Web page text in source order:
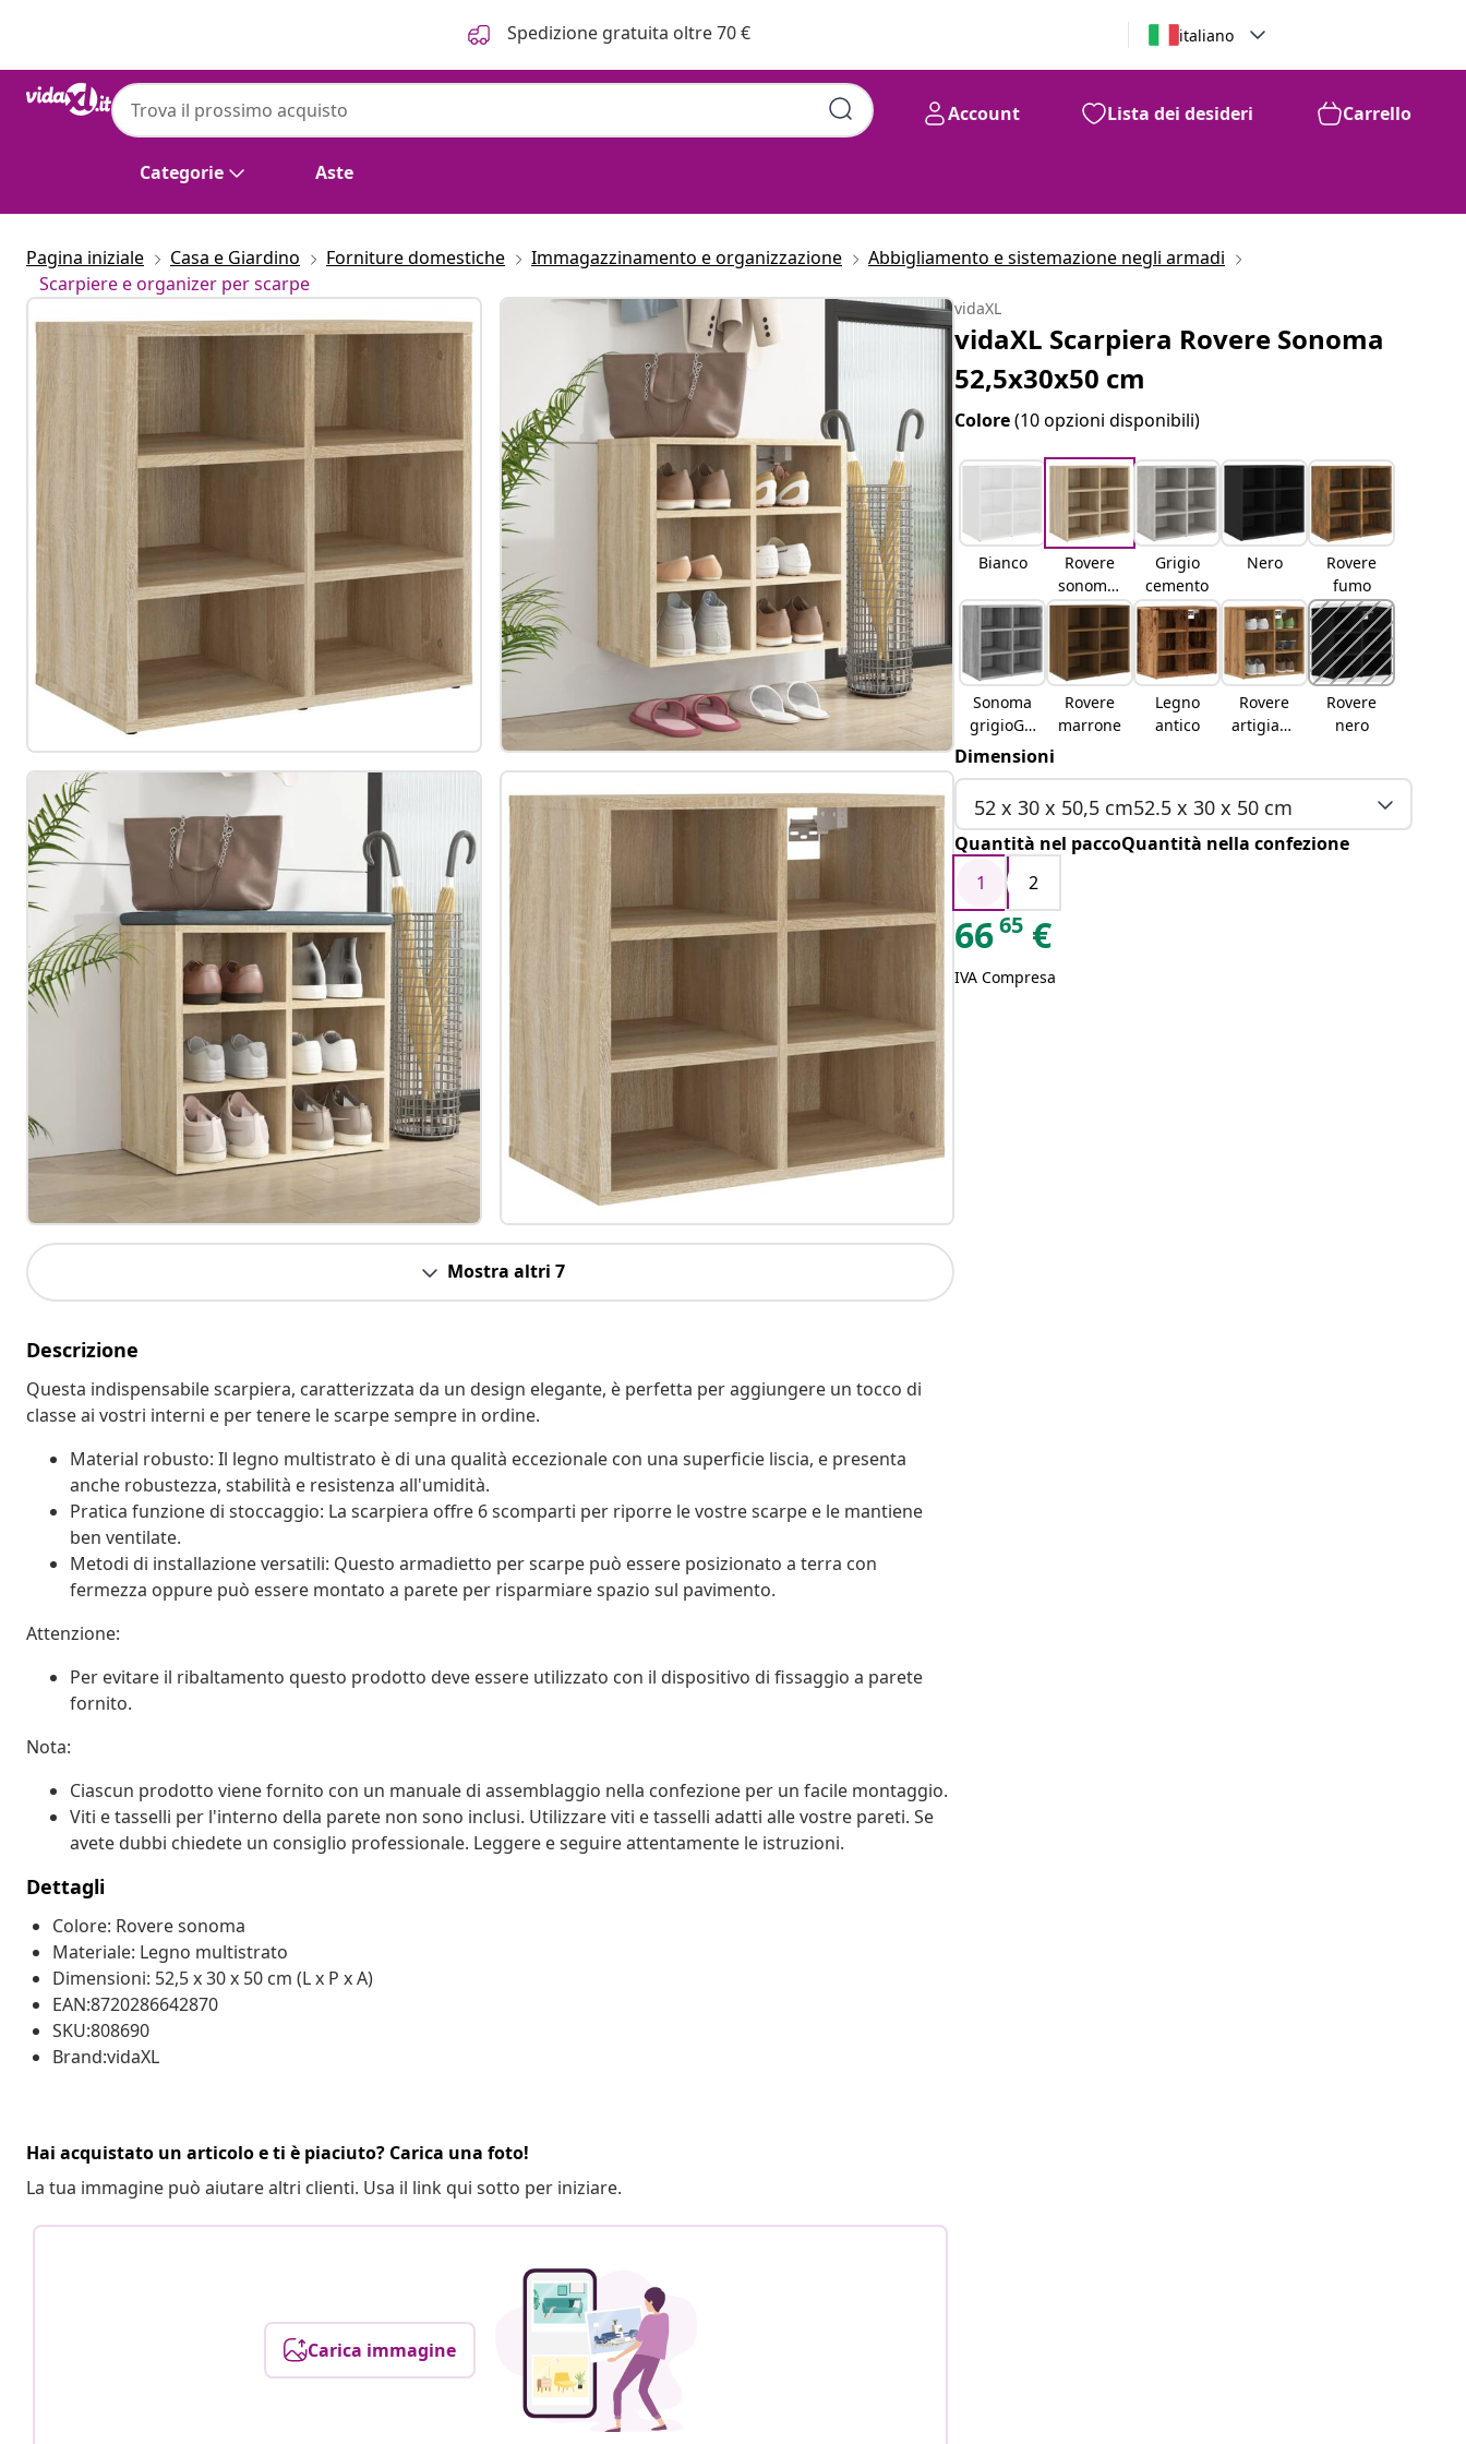
Spedizione gratuita oltre 70 € italiano
Categorie Aste
Account Lista dei desideri Carrello
Pagina iniziale Casa e Giardino Forniture domestiche Immagazzinamento e organizzazione
Abbigliamento e sistemazione negli armadi
Scarpiere e organizer per scarpe
Mostra altri 7
Descrizione
Questa indispensabile scarpiera, caratterizzata da un design elegante, è perfetta per aggiungere un tocco di
classe ai vostri interni e per tenere le scarpe sempre in ordine.
Material robusto: Il legno multistrato è di una qualità eccezionale con una superficie liscia, e presenta
anche robustezza, stabilità e resistenza all'umidità.
Pratica funzione di stoccaggio: La scarpiera offre 6 scomparti per riporre le vostre scarpe e le mantiene
ben ventilate.
Metodi di installazione versatili: Questo armadietto per scarpe può essere posizionato a terra con
fermezza oppure può essere montato a parete per risparmiare spazio sul pavimento.
Attenzione:
Per evitare il ribaltamento questo prodotto deve essere utilizzato con il dispositivo di fissaggio a parete
fornito.
Nota:
Ciascun prodotto viene fornito con un manuale di assemblaggio nella confezione per un facile montaggio.
Viti e tasselli per l'interno della parete non sono inclusi. Utilizzare viti e tasselli adatti alle vostre pareti. Se
avete dubbi chiedete un consiglio professionale. Leggere e seguire attentamente le istruzioni.
Dettagli
Colore: Rovere sonoma
Materiale: Legno multistrato
Dimensioni: 52,5 x 30 x 50 cm (L x P x A)
EAN:8720286642870
SKU:808690
Brand:vidaXL
Hai acquistato un articolo e ti è piaciuto? Carica una foto!
La tua immagine può aiutare altri clienti. Usa il link qui sotto per iniziare.
Carica immagine
vidaXL
vidaXL Scarpiera Rovere Sonoma
52,5x30x50 cm
Colore(10 opzioni disponibili)
Bianco
Rovere
sonomar
overe
sonoma
Grigio
cemento
Nero
Rovere
fumo
Sonoma
grigioGri
gio
Rovere
marrone
Legno
antico
Rovere
artigiana
Rovere
nero
Dimensioni
52 x 30 x 50,5 cm52.5 x 30 x 50 cm
Quantità nel paccoQuantità nella confezione
1
2
6665 €
IVA Compresa